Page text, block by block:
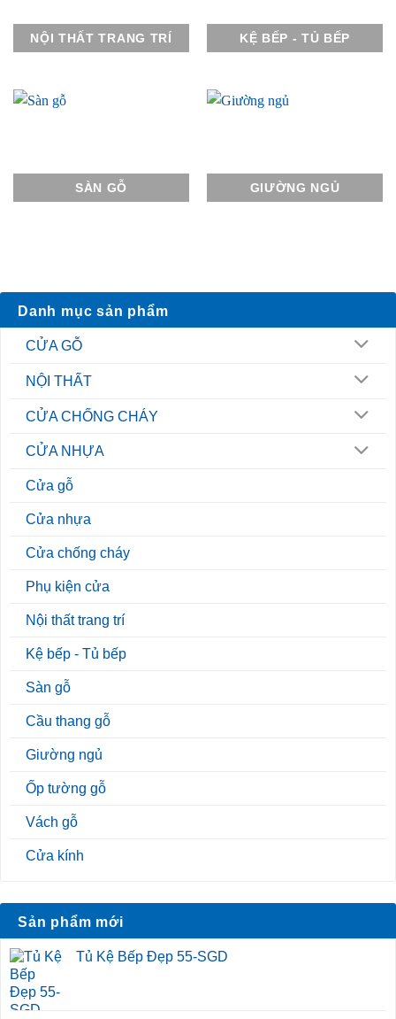
NỘI THẤT TRANG TRÍ KỆ BẾP - TỦ BẾP
SÀN GỖ GIƯỜNG NGỦ
Danh mục sản phẩm
CỬA GỖ
NỘI THẤT
CỬA CHỐNG CHÁY
CỬA NHỰA
Cửa gỗ
Cửa nhựa
Cửa chống cháy
Phụ kiện cửa
Nội thất trang trí
Kệ bếp - Tủ bếp
Sàn gỗ
Cầu thang gỗ
Giường ngủ
Ốp tường gỗ
Vách gỗ
Cửa kính
Sản phẩm mới
Tủ Kệ Bếp Đẹp 55-SGD